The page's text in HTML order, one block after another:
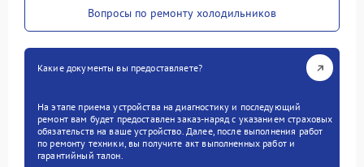
Вопросы по ремонту холодильников
Какие документы вы предоставляете?
На этапе приема устройства на диагностику и последующий
ремонт вам будет предоставлен заказ-наряд с указанием страховых
обязательств на ваше устройство. Далее, после выполнения работ
по ремонту техники, вы получите акт выполненных работ и
гарантийный талон.